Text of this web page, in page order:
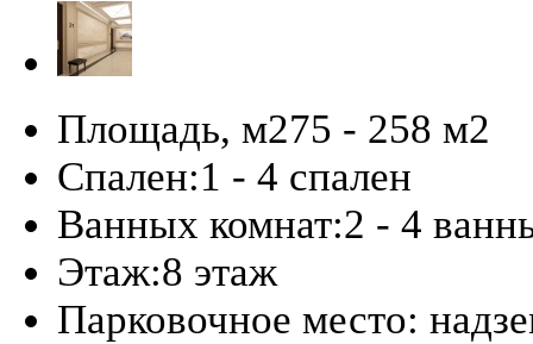
Площадь, м275 - 258 м2
Спален:1 - 4 спален
Ванных комнат:2 - 4
Этаж:8 этаж
Парковочное место: